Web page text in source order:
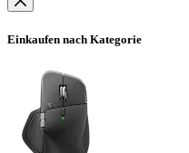
Einkaufen nach Kategorie